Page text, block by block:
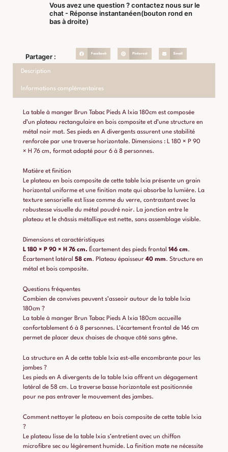
Vous avez une question ? contactez nous sur le
chat - Réponse instantanéen(bouton rond en
bas à droite)
Partager : Facebook Pinterest Email
Description
Informations complémentaires
La table à manger Brun Tabac Pieds A Ixia 180cm est composée
d’un plateau rectangulaire en bois composite et d’une structure en
métal noir mat. Ses pieds en A divergents assurent une stabilité
renforcée par une traverse horizontale. Dimensions : L 180 × P 90
× H 76 cm, format adapté pour 6 à 8 personnes.
Matière et finition
Le plateau en bois composite de cette table Ixia présente un grain
horizontal uniforme et une finition mate qui absorbe la lumière. La
texture sensorielle est lisse comme du verre, contrastant avec la
robustesse visuelle du métal poudré noir. La jonction entre le
plateau et le châssis métallique est nette, sans assemblage visible.
Dimensions et caractéristiques
L 180 × P 90 × H 76 cm. Écartement des pieds frontal 146 cm.
Écartement latéral 58 cm. Plateau épaisseur 40 mm. Structure en
métal et bois composite.
Questions fréquentes
Combien de convives peuvent s’asseoir autour de la table Ixia
180cm ?
La table à manger Brun Tabac Pieds A Ixia 180cm accueille
confortablement 6 à 8 personnes. L’écartement frontal de 146 cm
permet de placer deux chaises de chaque côté sans gêne.
La structure en A de cette table Ixia est-elle encombrante pour les
jambes ?
Les pieds en A divergents de la table Ixia offrent un dégagement
latéral de 58 cm. La traverse basse horizontale est positionnée
pour ne pas entraver le mouvement des jambes.
Comment nettoyer le plateau en bois composite de cette table Ixia
?
Le plateau lisse de la table Ixia s’entretient avec un chiffon
microfibre sec ou légèrement humide. La finition mate ne nécessite